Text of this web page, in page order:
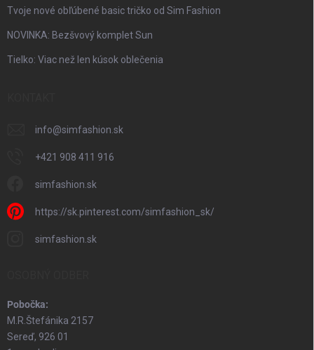
Tvoje nové obľúbené basic tričko od Sim Fashion
NOVINKA: Bezšvový komplet Sun
Tielko: Viac než len kúsok oblečenia
info@simfashion.sk
+421 908 411 916
simfashion.sk
https://sk.pinterest.com/simfashion_sk/
simfashion.sk
Pobočka:
M.R.Štefánika 2157
Sereď, 926 01